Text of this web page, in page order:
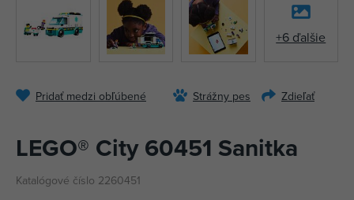
+6 ďalšie
Pridať medzi obľúbené Strážny pes Zdieľať
LEGO® City 60451 Sanitka
Katalógové číslo 2260451